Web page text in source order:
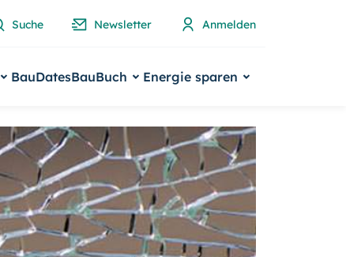
Suche Newsletter Anmelden
BauDatesBauBuch Energie sparen